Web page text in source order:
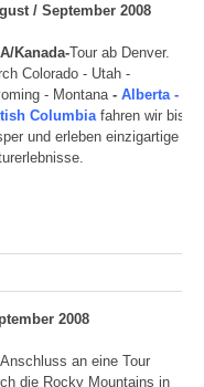
/ September 2008
Kanada-Tour ab Denver.
Colorado - Utah -
- Montana - Alberta -
Columbia fahren wir bis
und erleben einzigartige
2008
Anschluss an eine Tour
die Rocky Mountains in